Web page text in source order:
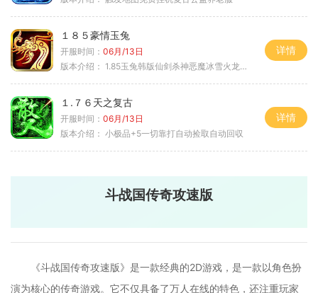
１８５豪情玉兔
开服时间： 06月/13日
版本介绍： 1.85玉兔韩版仙剑杀神恶魔冰雪火龙神器专属
详情
１.７６天之复古
开服时间： 06月/13日
版本介绍： 小极品+5一切靠打自动捡取自动回収
详情
斗战国传奇攻速版
《斗战国传奇攻速版》是一款经典的2D游戏，是一款以角色扮
演为核心的传奇游戏。它不仅具备了万人在线的特色，还注重玩家